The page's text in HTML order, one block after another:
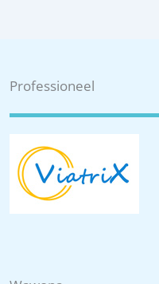
Professioneel